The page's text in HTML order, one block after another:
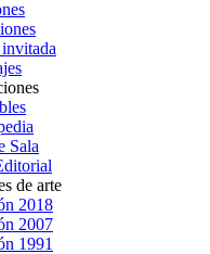
Sala
de arte
2018
2007
1991